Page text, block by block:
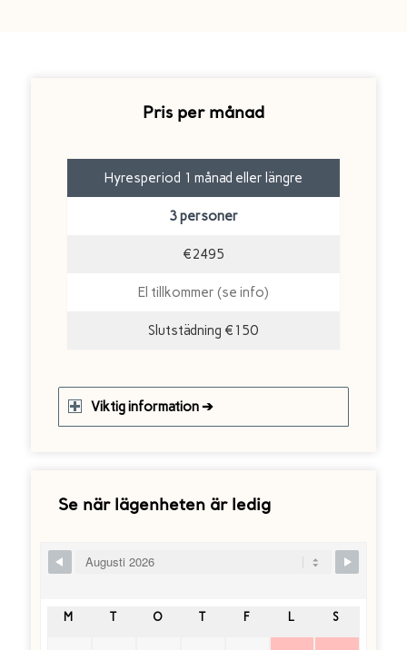
Pris per månad
Hyresperiod 1 månad eller längre
3 personer
€2495
El tillkommer (se info)
Slutstädning €150
Viktig information ➔
Se när lägenheten är ledig
Skip Booking Form
M T O T F L S